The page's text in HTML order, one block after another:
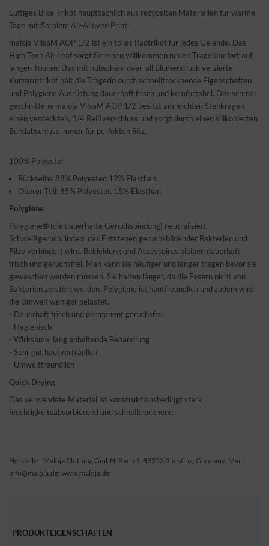
Luftiges Bike-Trikot hauptsächlich aus recycelten Materialien für warme
Tage mit floralem All-Allover-Print
maloja VilsaM AOP 1/2 ist ein tolles Radtrikot für jedes Gelände. Das
High Tech Air Leaf sorgt für einen vollkommen neuen Tragekomfort auf
langen Touren. Das mit hübschem over-all Blumendruck verzierte
Kurzarmtrikot hält die Trägerin durch schnelltrocknende Eigenschaften
und Polygiene Ausrüstung dauerhaft frisch und komfortabel. Das schmal
geschnittene maloja VilsaM AOP 1/2 besitzt am leichten Stehkragen
einen verdeckten, 3/4 Reißverschluss und sorgt durch einen silikonierten
Bundabschluss immer für perfekten Sitz.
100% Polyester
Rückseite: 88% Polyester, 12% Elasthan
Oberer Teil: 85% Polyester, 15% Elasthan
Polygiene
Polygiene® (die dauerhafte Geruchsbindung) neutralisiert
Schweißgeruch, indem das Entstehen geruchsbildender Bakterien und
Pilze verhindert wird. Bekleidung und Accessoires bleiben dauerhaft
frisch und geruchsfrei. Man kann sie häufiger und länger tragen bevor sie
gewaschen werden müssen. Sie halten länger, da die Fasern nicht von
Bakterien zerstört werden. Polygiene ist hautfreundlich und zudem wird
die Umwelt weniger belastet.
- Dauerhaft frisch und permanent geruchsfrei
- Hygienisch
- Wirksame, lang anhaltende Behandlung
- Sehr gut hautverträglich
- Umweltfreundlich
Quick Drying
Das verwendete Material ist konstruktionsbedingt stark
feuchtigkeitsabsorbierend und schnelltrocknend.
Hersteller: Maloja Clothing GmbH, Bach 1, 83253 Rimsting, Germany; Mail:
info@maloja.de; www.maloja.de
PRODUKTEIGENSCHAFTEN